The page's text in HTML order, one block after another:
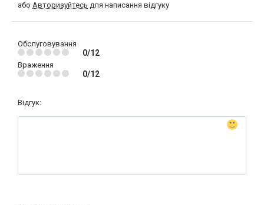
або Авторизуйтесь для написання відгуку
Обслуговування
0/12
Враження
0/12
Відгук: